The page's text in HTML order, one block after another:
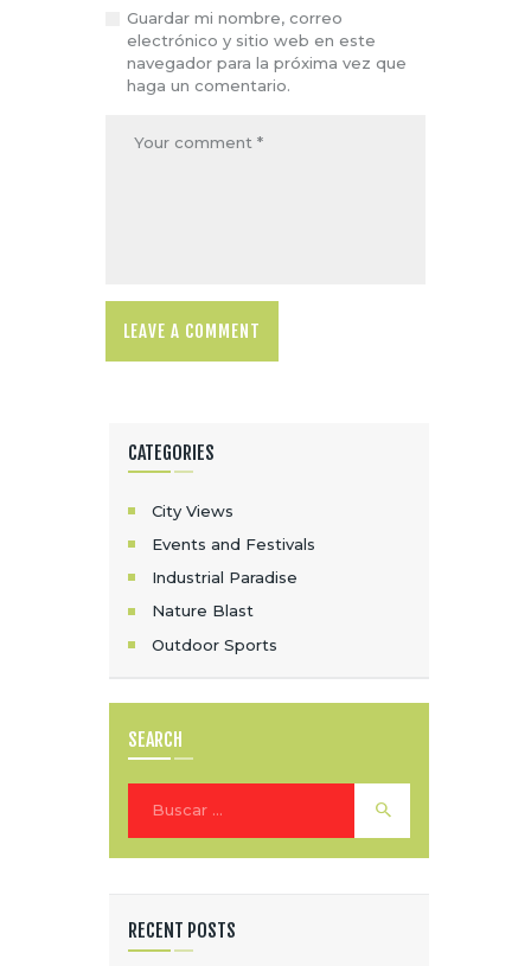
Guardar mi nombre, correo
electrónico y sitio web en este
navegador para la próxima vez que
haga un comentario.
CATEGORIES
City Views
Events and Festivals
Industrial Paradise
Nature Blast
Outdoor Sports
SEARCH
RECENT POSTS